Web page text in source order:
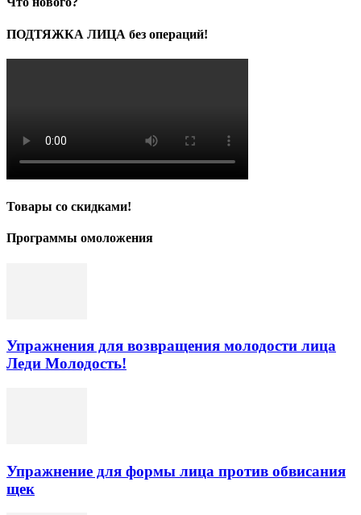
ПОДТЯЖКА ЛИЦА без операций!
Товары со скидками!
Программы омоложения
Упражнения для возвращения молодости лица
Леди Молодость!
Упражнение для формы лица против обвисания
щек